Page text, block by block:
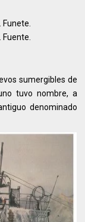
Funete.
Fuente.
sumergibles de
tuvo nombre, a
denominado